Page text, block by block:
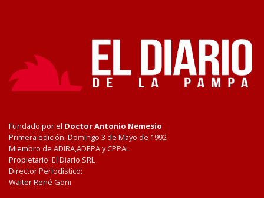
Fundado por el Doctor Antonio Nemesio
Primera edición: Domingo 3 de Mayo de 1992
Miembro de ADIRA,ADEPA y CPPAL
Propietario: El Diario SRL
Director Periodístico:
Walter René Goñi